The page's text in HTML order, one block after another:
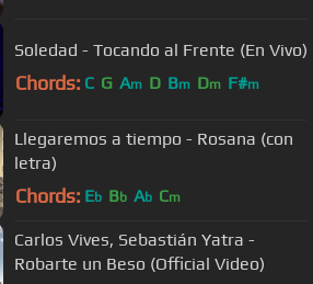
Soledad - Tocando al Frente (En Vivo)
Chords: C G Am D Bm Dm F#m
Llegaremos a tiempo - Rosana (con
letra)
Chords: Eb Bb Ab Cm
Carlos Vives, Sebastián Yatra -
Robarte un Beso (Official Video)